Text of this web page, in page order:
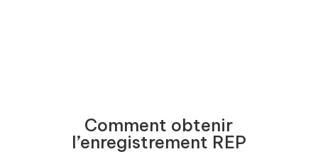
Comment obtenir
l’enregistrement REP